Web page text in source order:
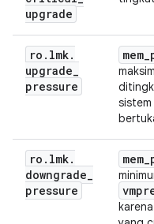
upgrade
ro . lmk.
upgrade_
pressure
mem_
ro . lmk.
downgrade_
pressure
mem_